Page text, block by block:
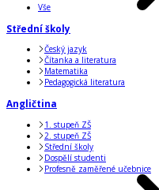
Vše
Střední školy
Český jazyk
Čítanka a literatura
Matematika
Pedagogická literatura
Angličtina
1. stupeň ZŠ
2. stupeň ZŠ
Střední školy
Dospělí studenti
Profesně zaměřené učebnice